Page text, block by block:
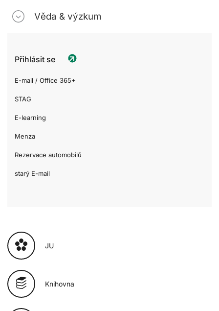
Věda & výzkum
Přihlásit se
E-mail / Office 365+
STAG
E-learning
Menza
Rezervace automobilů
starý E-mail
JU
Knihovna